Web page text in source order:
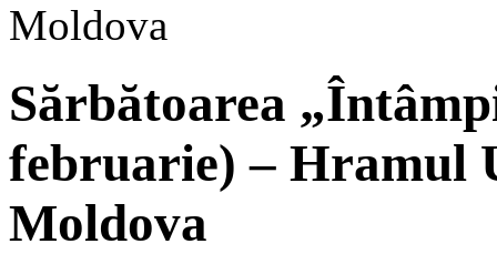
Moldova
Sărbătoarea
februarie) – Hramul
Moldova